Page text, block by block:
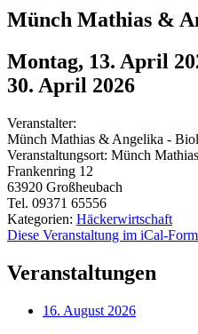
Münch Mathias &
Montag, 13. April
30. April 2026
Veranstalter:
Münch Mathias & Angelika -
Veranstaltungsort: Münch
Frankenring 12
63920 Großheubach
Tel. 09371 65556
Kategorien: Häckerwirtschaft
Diese Veranstaltung im iCal-
Veranstaltungen
16. August 2026